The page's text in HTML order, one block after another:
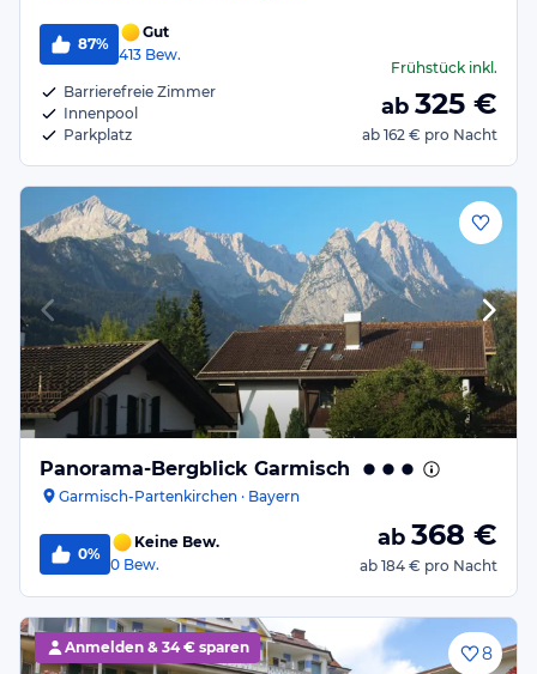
87%
Gut
413 Bew.
Barrierefreie Zimmer
Innenpool
Parkplatz
Frühstückinkl.
ab 325 €
ab 162 € pro Nacht
Panorama-Bergblick Garmisch
Garmisch-Partenkirchen · Bayern
0%
Keine Bew.
0 Bew.
ab 368 €
ab 184 € pro Nacht
Anmelden & 34 € sparen 8